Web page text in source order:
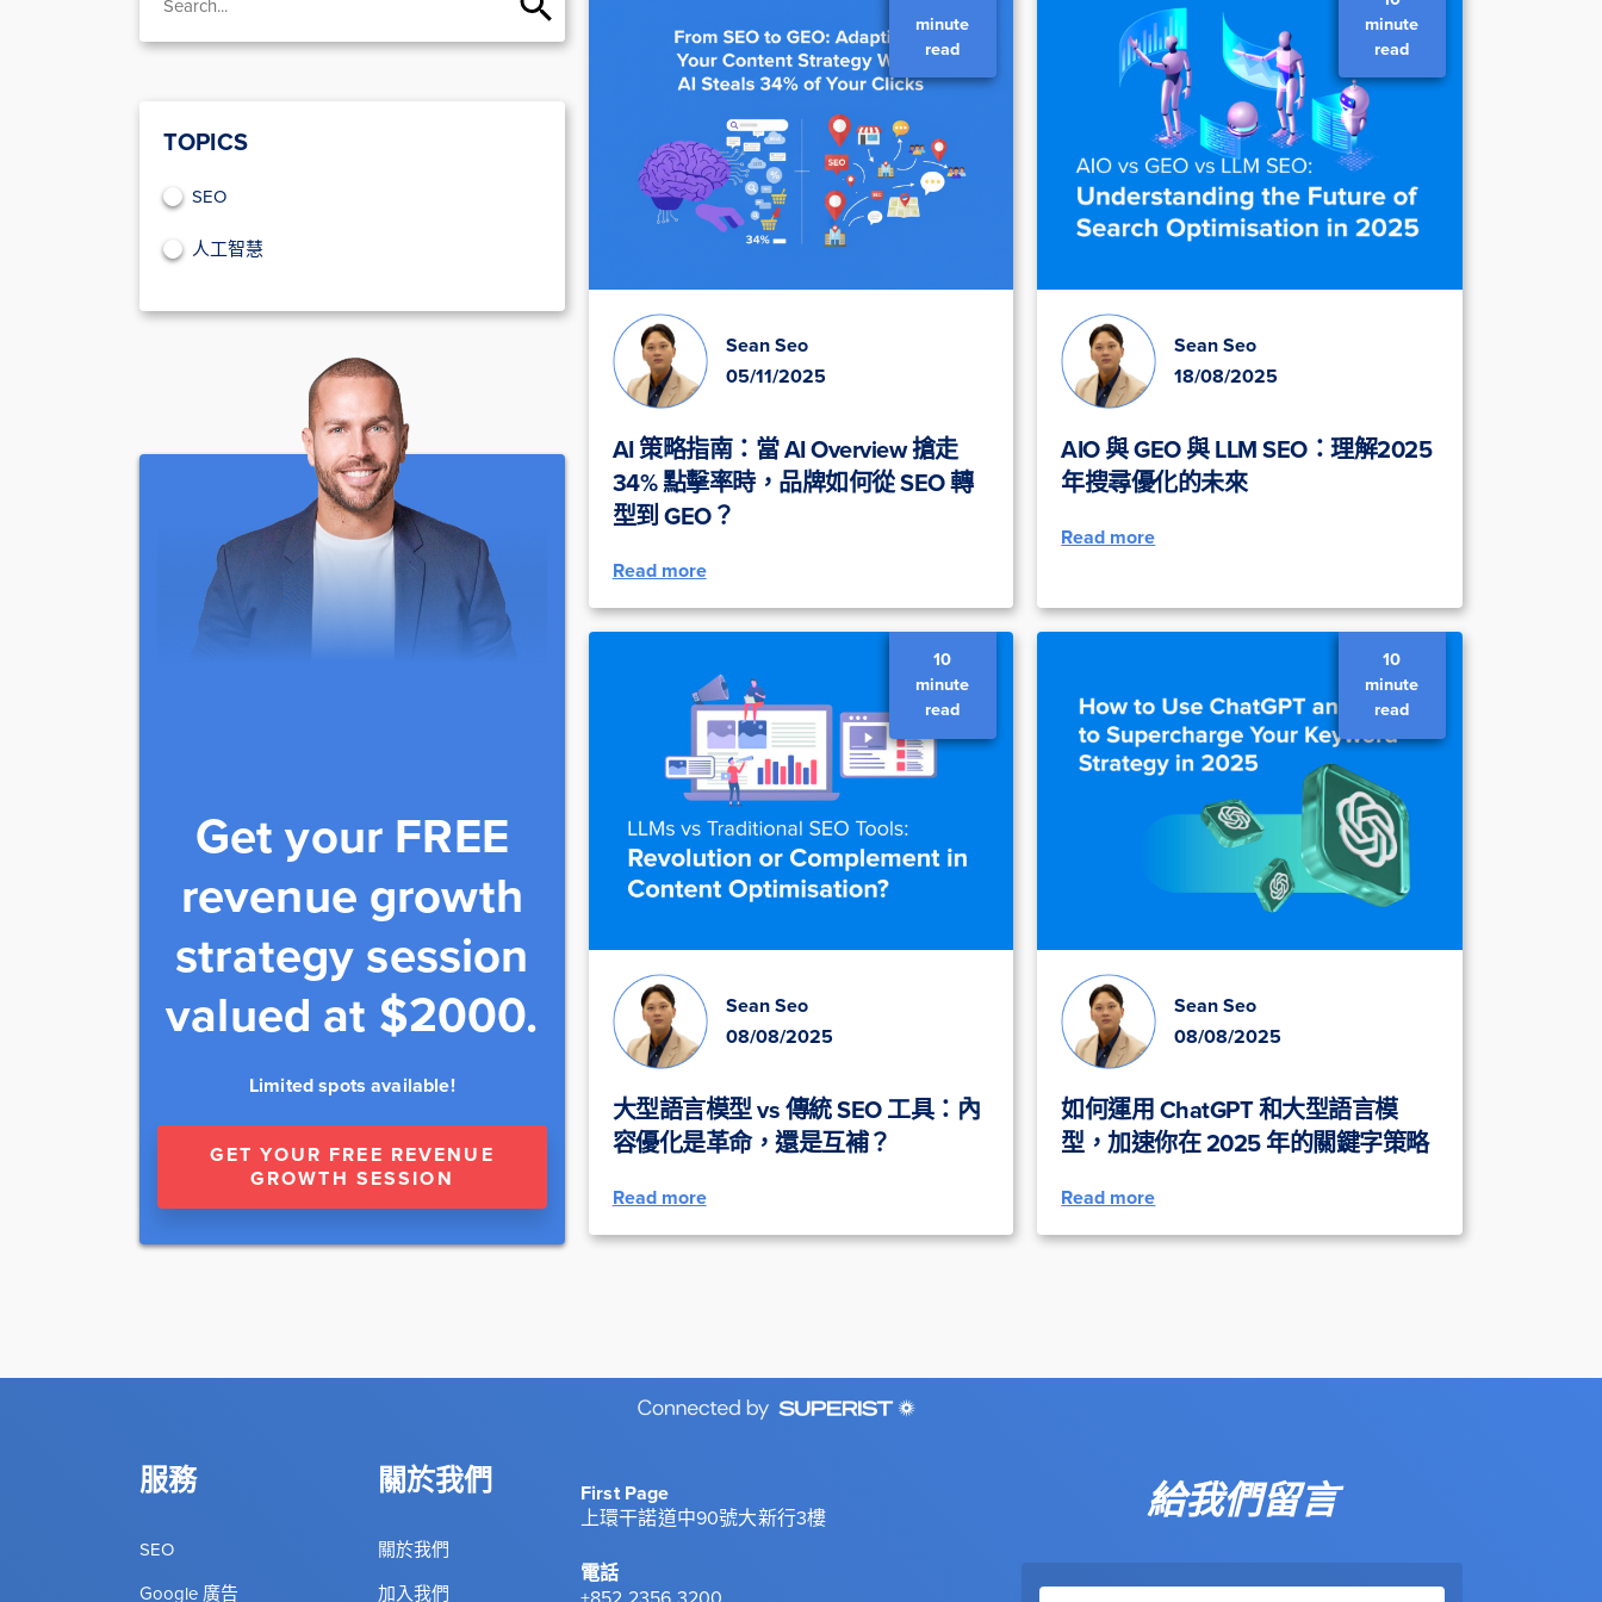
TOPICS
SEO
人工智慧
Get your FREE
revenue growth
strategy session
valued at $2000.
Limited spots available!
GET YOUR FREE REVENUE
GROWTH SESSION
minute
read
Sean Seo
05/11/2025
AI 策略指南：當 AI Overview 搶走
34% 點擊率時，品牌如何從 SEO 轉
型到 GEO？
Read more
minute
read
Sean Seo
18/08/2025
AIO 與 GEO 與 LLM SEO：理解2025
年搜尋優化的未來
Read more
10
minute
read
Sean Seo
08/08/2025
大型語言模型 vs 傳統 SEO 工具：內
容優化是革命，還是互補？
Read more
10
minute
read
Sean Seo
08/08/2025
如何運用 ChatGPT 和大型語言模
型，加速你在 2025 年的關鍵字策略
Read more
服務
SEO
Google 廣告
關於我們
關於我們
加入我們
First Page
上環干諾道中90號大新行3樓
電話
給我們留言